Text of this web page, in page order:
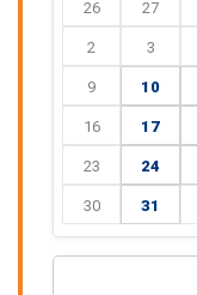
26 27
2 3
9 10
16 17
23 24
30 31